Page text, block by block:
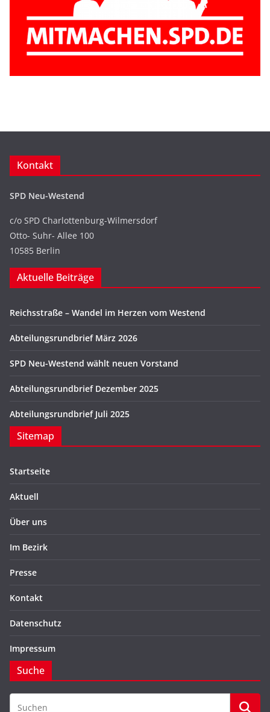
Kontakt
SPD Neu-Westend
c/o SPD Charlottenburg-Wilmersdorf
Otto- Suhr- Allee 100
10585 Berlin
Aktuelle Beiträge
Reichsstraße – Wandel im Herzen vom Westend
Abteilungsrundbrief März 2026
SPD Neu-Westend wählt neuen Vorstand
Abteilungsrundbrief Dezember 2025
Abteilungsrundbrief Juli 2025
Sitemap
Startseite
Aktuell
Über uns
Im Bezirk
Presse
Kontakt
Datenschutz
Impressum
Suche